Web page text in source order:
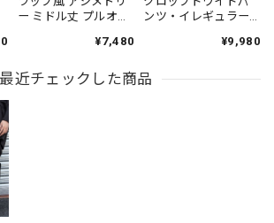
ー ミドル丈 プルオー
¥7,480
ンツ・イレギュラー
ットアップ（3点個
¥9,980
最近チェックした商品